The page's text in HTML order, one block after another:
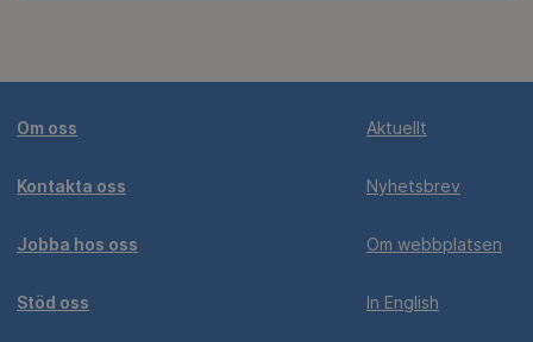
Om oss
Kontakta oss
Jobba hos oss
Stöd oss
Aktuellt
Nyhetsbrev
Om webbplatsen
In English